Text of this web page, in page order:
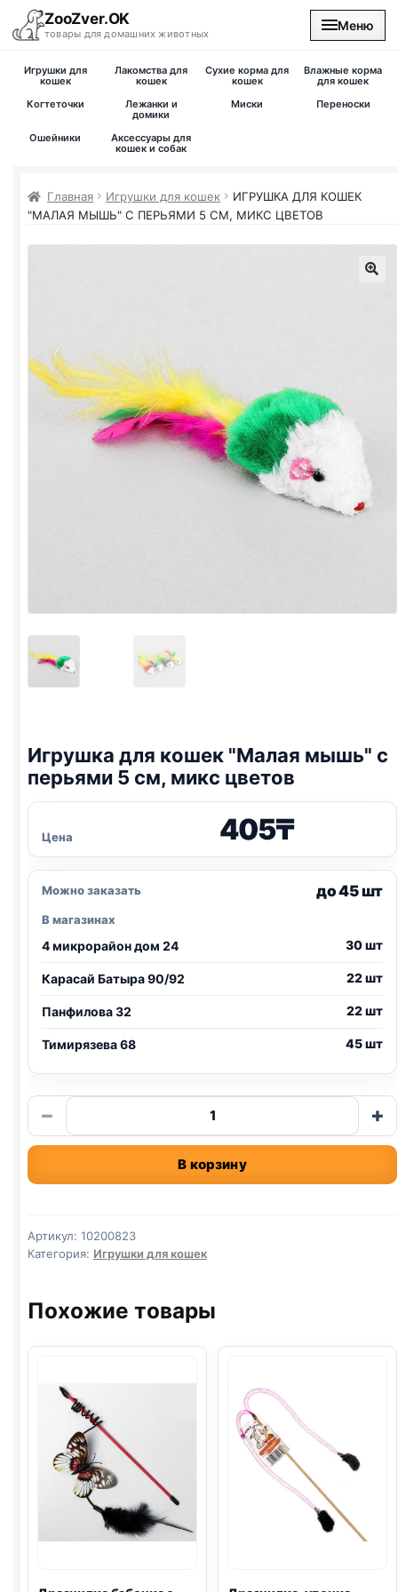
ZooZver.OK
товары для домашних животных
Меню
На главную
Вакансии
Игрушки для
кошек
Лакомства для
кошек
Сухие корма для
кошек
Влажные корма
для кошек
Когтеточки
Лежанки и
домики
Миски Переноски
Ошейники
Аксессуары для
кошек и собак
Главная Игрушки для кошек
ИГРУШКА ДЛЯ КОШЕК
"МАЛАЯ МЫШЬ" С ПЕРЬЯМИ 5 СМ, МИКС ЦВЕТОВ
Игрушка для кошек "Малая мышь" с
перьями 5 см, микс цветов
Цена 405₸
Можно заказать до 45 шт
В магазинах
4 микрорайон дом 24 30 шт
Карасай Батыра 90/92 22 шт
Панфилова 32 22 шт
Тимирязева 68 45 шт
−
Количество
Игрушка
кошек
мышь"
с
см,
цветов
+
В корзину
Артикул: 10200823
Категория: Игрушки для кошек
Похожие товары